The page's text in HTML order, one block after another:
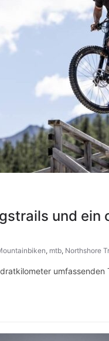
und ein
, mtb, Northshore
umfassenden